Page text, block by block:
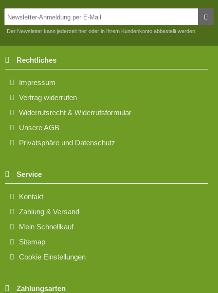
Der Newsletter kann jederzeit hier oder in Ihrem Kundenkonto abbestellt werden.
Rechtliches
Impressum
Vertrag widerrufen
Widerrufsrecht & Widerrufsformular
Unsere AGB
Privatsphäre und Datenschutz
Service
Kontakt
Zahlung & Versand
Mein Schnellkauf
Sitemap
Cookie Einstellungen
Zahlungsarten